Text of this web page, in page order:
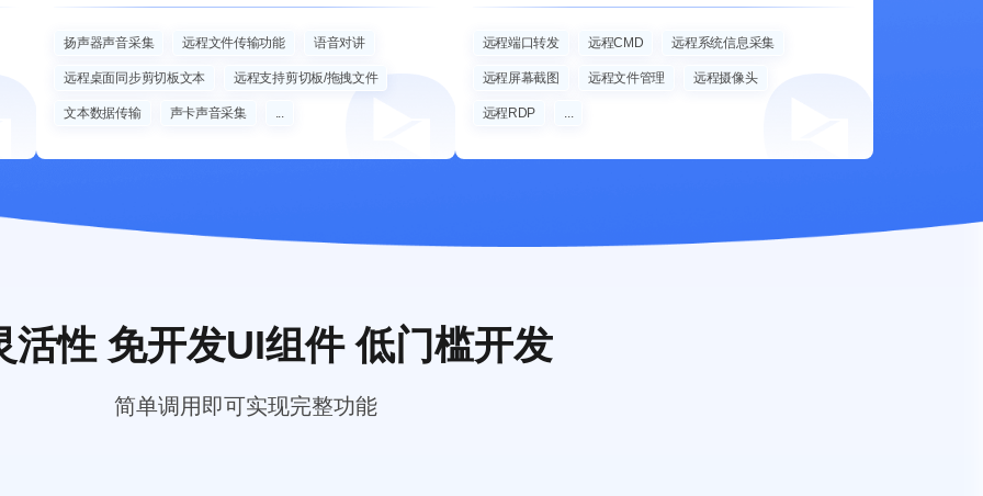
扬声器声音采集 远程文件传输功能 语音对讲
远程桌面同步剪切板文本 远程支持剪切板/拖拽文件
文本数据传输 声卡声音采集 ...
远程端口转发 远程CMD 远程系统信息采集
远程屏幕截图 远程文件管理 远程摄像头
远程RDP ...
活性 免开发UI组件低门槛开发
简单调用即可实现完整功能